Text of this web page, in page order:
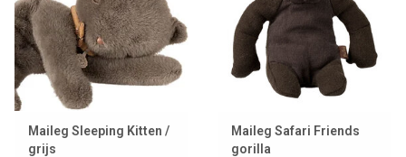
Maileg Sleeping Kitten /
grijs
Maileg Safari Friends
gorilla